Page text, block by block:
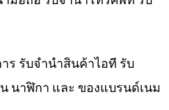
ร รับจำนำสินค้าไอที รับ
นาฬิกา และ ของแบรนด์เนม